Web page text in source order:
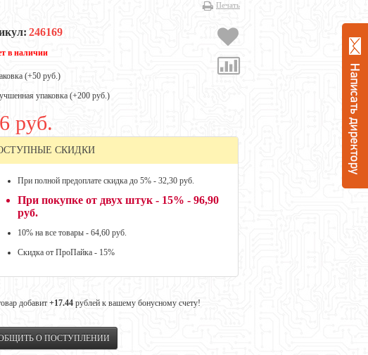
Печать
246169
в наличии
(+50 руб.)
упаковка (+200 руб.)
руб.
СКИДКИ
При полной предоплате скидка до 5% - 32,30 руб.
При покупке от двух штук - 15% - 96,90
руб.
10% на все товары - 64,60 руб.
Скидка от ПроПайка - 15%
добавит +17.44 рублей к вашему бонусному счету!
О ПОСТУПЛЕНИИ